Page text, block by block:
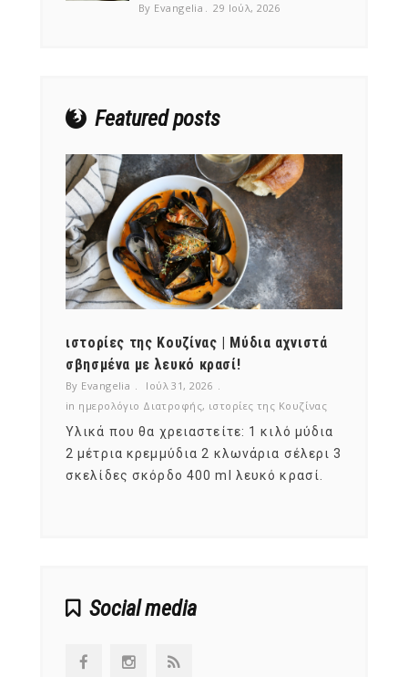
By Evangelia 29 Ιούλ, 2026
Featured posts
ιστορίες της Κουζίνας | Μύδια αχνιστά
σβησμένα με λευκό κρασί!
By Evangelia
Ιούλ 31, 2026
in ημερολόγιο Διατροφής, ιστορίες της Κουζίνας
Υλικά που θα χρειαστείτε: 1 κιλό μύδια
2 μέτρια κρεμμύδια 2 κλωνάρια σέλερι 3
σκελίδες σκόρδο 400 ml λευκό κρασί.
Social media